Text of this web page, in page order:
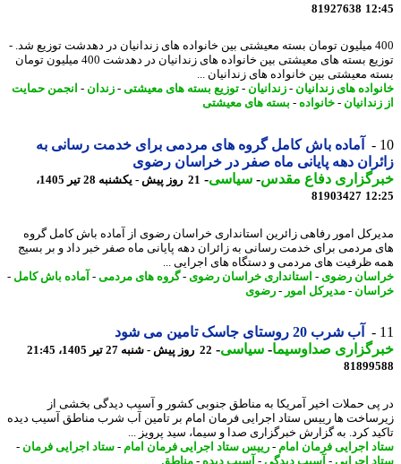
81927638
400 میلیون تومان بسته معیشتی بین خانواده های زندانیان در دهدشت توزیع شد. -
توزیع بسته های معیشتی بین خانواده های زندانیان در دهدشت 400 میلیون تومان
معیشتی بین خانواده های زندانیان ...
های زندانیان -زندانیان -توزیع بسته های معیشتی-زندان - انجمن حمایت
-خانواده- بسته های معیشتی
آماده باش کامل گروه های مردمی برای خدمت رسانی به
دهه پایانی ماه صفر در خراسان رضوی
دفاع مقدس-سیاسی-
21 روز پیش - یکشنبه 28 تیر 1405،
81903427
امور رفاهی زائرین استانداری خراسان رضوی از آماده باش کامل گروه
مردمی برای خدمت رسانی به زائران دهه پایانی ماه صفر خبر داد و بر بسیج
ظرفیت های مردمی و دستگاه های اجرایی ...
رضوی-استانداری خراسان رضوی-گروه های مردمی -آماده باش کامل-
-مدیرکل امور -رضوی
آب شرب 20 روستای جاسک تامین می شود
صداوسیما-سیاسی-22 روز پیش - شنبه 27 تیر 1405، 21:45
حملات اخیر آمریکا به مناطق جنوبی کشور و آسیب دیدگی بخشی از
ها رییس ستاد اجرایی فرمان امام بر تامین آب شرب مناطق آسیب دیده
کرد. به گزارش خبرگزاری صدا و سیما، سید پرویز ...
اجرایی فرمان امام -رییس ستاد اجرایی فرمان امام -ستاد اجرایی فرمان -
اجرایی- آسیب دیدگی-آسیب دیده -مناطق